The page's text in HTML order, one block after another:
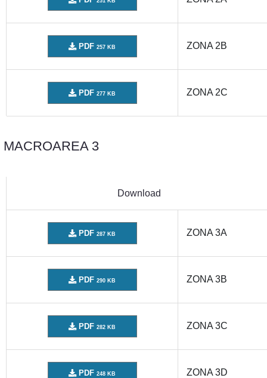
PDF 257 KB ZONA 2B
PDF 277 KB ZONA 2C
MACROAREA 3
Download
PDF 287 KB ZONA 3A
PDF 290 KB ZONA 3B
PDF 282 KB ZONA 3C
PDF 248 KB ZONA 3D